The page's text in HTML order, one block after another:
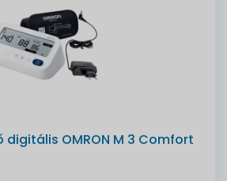
OMRON M 3 Comfort